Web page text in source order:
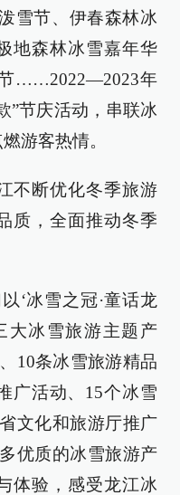
雪节、伊春森林冰
地森林冰雪嘉年华
……2022—2023年
”节庆活动，串联冰
游客热情。
不断优化冬季旅游
质，全面推动冬季
‘冰雪之冠·童话龙
大冰雪旅游主题产
10条冰雪旅游精品
广活动、15个冰雪
文化和旅游厅推广
优质的冰雪旅游产
体验，感受龙江冰